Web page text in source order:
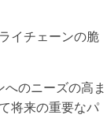
イチェーンの脆
のニーズの高ま
将来の重要なパ